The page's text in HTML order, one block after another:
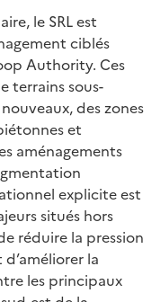
le SRL est
ciblés
Authority. Ces
terrains sous-
des zones
et
aménagements
explicite est
situés hors
réduire la pression
la
les principaux